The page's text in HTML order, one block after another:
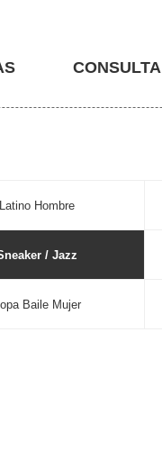
CONSULTA
Latino Hombre
/ Jazz
Baile Mujer